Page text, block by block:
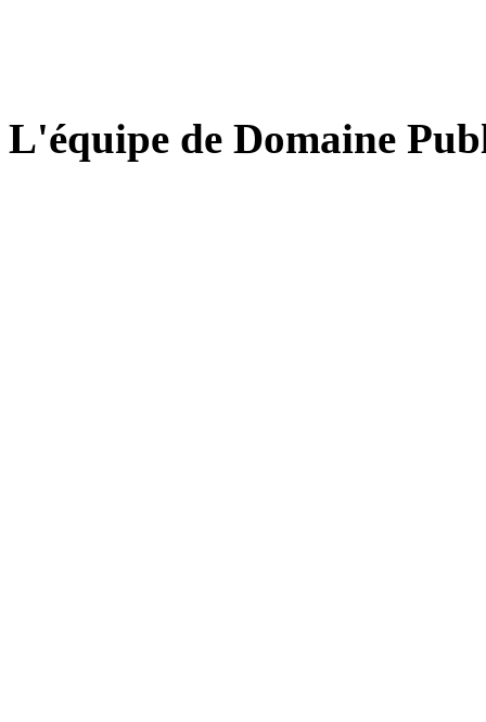
L'équipe de Domaine